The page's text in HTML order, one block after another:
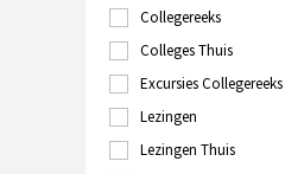
Polen
Rotterdam
Schiedam
Sittard
Tallinn
Collegereeks
Colleges Thuis
Excursies Collegereeks
Lezingen
Lezingen Thuis